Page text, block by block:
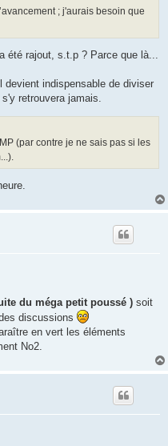
; j'aurais besoin que
été rajout, s.t.p ? Parce que là...
devient indispensable de diviser
retrouvera jamais.
(par contre je ne sais pas si les
du méga petit poussé ) soit
discussions
en vert les éléments
No2.